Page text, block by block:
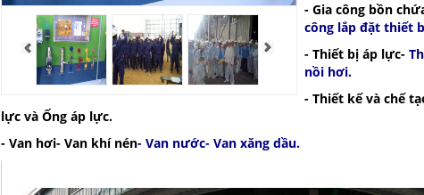
- Gia công bồn
công lắp đặt thiết
- Thiết bị áp lực-
nồi hơi.
- Thiết kế và chế
lực và Ống áp lực.
- Van hơi- Van khí nén- Van nước- Van xăng dầu.